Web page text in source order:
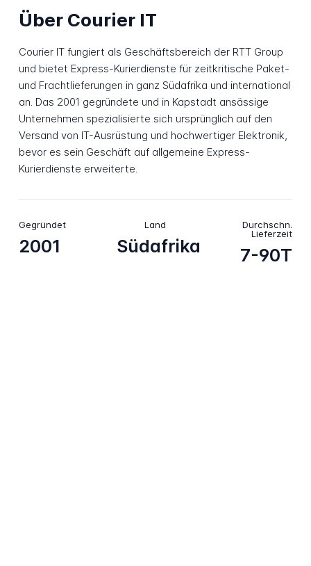
Über Courier IT
Courier IT fungiert als Geschäftsbereich der RTT Group
und bietet Express-Kurierdienste für zeitkritische Paket-
und Frachtlieferungen in ganz Südafrika und international
an. Das 2001 gegründete und in Kapstadt ansässige
Unternehmen spezialisierte sich ursprünglich auf den
Versand von IT-Ausrüstung und hochwertiger Elektronik,
bevor es sein Geschäft auf allgemeine Express-
Kurierdienste erweiterte.
Gegründet
2001
Land
Südafrika
Durchschn.
Lieferzeit
7-90T